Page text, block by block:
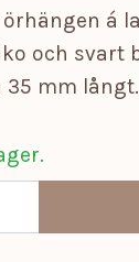
örhängen á
och svart
35 mm långt.